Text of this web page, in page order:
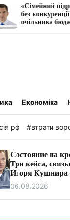
підряд на
бюджетної комісії
Економіка
рф #втрати
Состояние на
Три кейса,
Игоря Кушнира
Виктором
06.08.2026